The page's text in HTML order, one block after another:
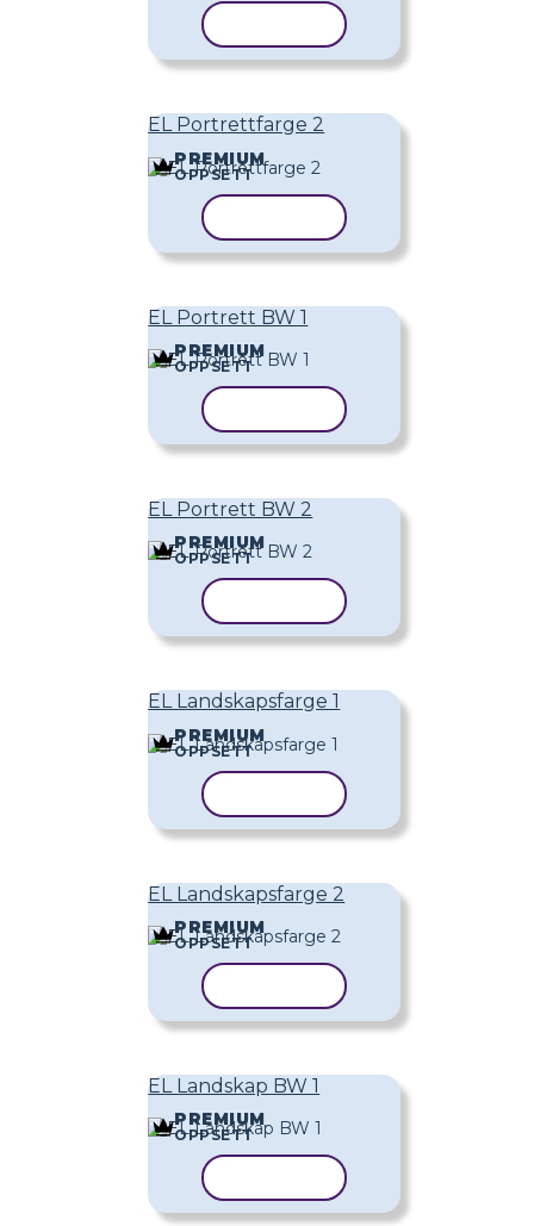
EL Portrettfarge 2
PREMIUM
OPPSETT
EL Portrett BW 1
PREMIUM
OPPSETT
EL Portrett BW 2
PREMIUM
OPPSETT
EL Landskapsfarge 1
PREMIUM
OPPSETT
EL Landskapsfarge 2
PREMIUM
OPPSETT
EL Landskap BW 1
PREMIUM
OPPSETT